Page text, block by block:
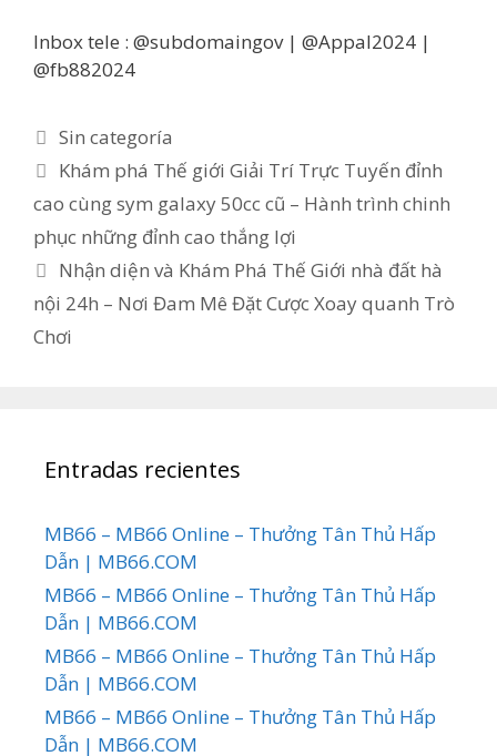
Inbox tele : @subdomaingov | @Appal2024 |
@fb882024
Categorías
Sin categoría
Khám phá Thế giới Giải Trí Trực Tuyến đỉnh
cao cùng sym galaxy 50cc cũ – Hành trình chinh
phục những đỉnh cao thắng lợi
Nhận diện và Khám Phá Thế Giới nhà đất hà
nội 24h – Nơi Đam Mê Đặt Cược Xoay quanh Trò
Chơi
Entradas recientes
MB66 – MB66 Online – Thưởng Tân Thủ Hấp
Dẫn | MB66.COM
MB66 – MB66 Online – Thưởng Tân Thủ Hấp
Dẫn | MB66.COM
MB66 – MB66 Online – Thưởng Tân Thủ Hấp
Dẫn | MB66.COM
MB66 – MB66 Online – Thưởng Tân Thủ Hấp
Dẫn | MB66.COM